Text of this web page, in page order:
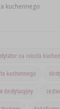
kuchennego
na robota
kuchennego
destylacyjny